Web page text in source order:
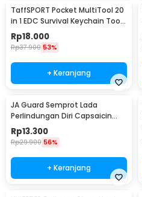
TaffSPORT Pocket MultiTool 20
in 1 EDC Survival Keychain Tool
- ED26
Rp18.000
Rp37.900 53%
+ Keranjang
JA Guard Semprot Lada
Perlindungan Diri Capsaicin
Pepper Spray 20ml - PS007
Rp13.300
Rp29.900 56%
+ Keranjang